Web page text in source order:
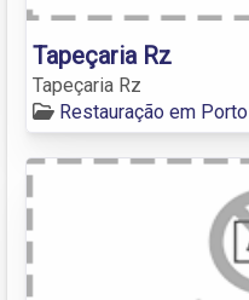
Tapeçaria Rz
Tapeçaria Rz
Restauração em